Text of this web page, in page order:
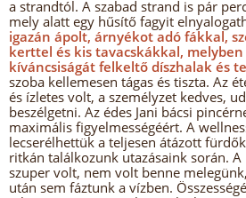
a strandtól. A szabad strand is pár
mely alatt egy hűsítő fagyit
igazán ápolt, árnyékot adó fákkal,
kerttel és kis tavacskákkal,
kíváncsiságát felkeltő díszhalak és
szoba kellemesen tágas és tiszta. Az
és ízletes volt, a személyzet kedves,
beszélgetni. Az édes Jani bácsi
maximális figyelmességéért. A
lecserélhettük a teljesen átázott
ritkán találkozunk utazásaink során.
szuper volt, nem volt benne
után sem fáztunk a vízben.